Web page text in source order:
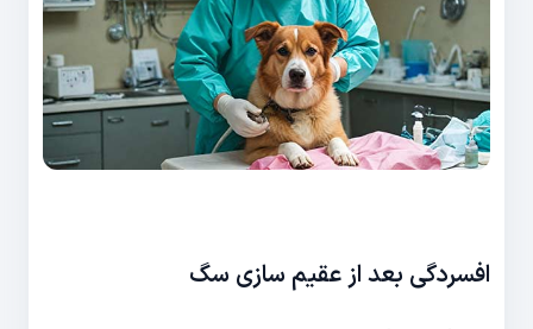
افسردگی بعد از عقیم سازی سگ